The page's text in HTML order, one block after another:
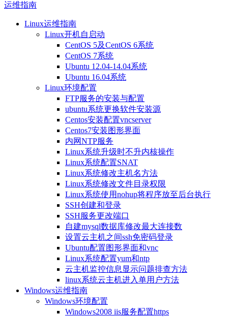
运维指南
Linux运维指南
Linux开机自启动
CentOS 5及CentOS 6系统
CentOS 7系统
Ubuntu 12.04-14.04系统
Ubuntu 16.04系统
Linux环境配置
FTP服务的安装与配置
ubuntu系统更换软件安装源
Centos安装配置vncserver
Centos7安装图形界面
内网NTP服务
Linux系统升级时不升内核操作
Linux系统配置SNAT
Linux系统修改主机名方法
Linux系统修改文件目录权限
Linux系统使用nohup将程序放至后台执行
SSH创建和登录
SSH服务更改端口
自建mysql数据库修改最大连接数
设置云主机之间ssh免密码登录
Ubuntu配置图形界面和vnc
Linux系统配置yum和ntp
云主机监控信息显示问题排查方法
linux系统云主机进入单用户方法
Windows运维指南
Windows环境配置
Windows2008 iis服务配置https